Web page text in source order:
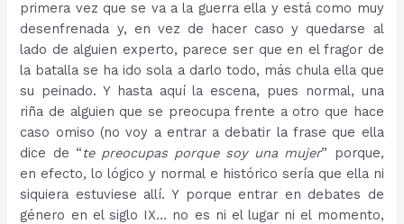
primera vez que se va a la guerra ella y está como muy
desenfrenada y, en vez de hacer caso y quedarse al
lado de alguien experto, parece ser que en el fragor de
la batalla se ha ido sola a darlo todo, más chula ella que
su peinado. Y hasta aquí la escena, pues normal, una
riña de alguien que se preocupa frente a otro que hace
caso omiso (no voy a entrar a debatir la frase que ella
dice de “te preocupas porque soy una mujer” porque,
en efecto, lo lógico y normal e histórico sería que ella ni
siquiera estuviese allí. Y porque entrar en debates de
género en el siglo IX… no es ni el lugar ni el momento,